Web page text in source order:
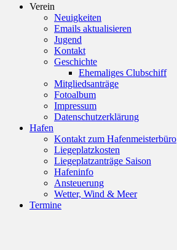
Verein
Neuigkeiten
Emails aktualisieren
Jugend
Kontakt
Geschichte
Ehemaliges Clubschiff
Mitgliedsanträge
Fotoalbum
Impressum
Datenschutzerklärung
Hafen
Kontakt zum Hafenmeisterbüro
Liegeplatzkosten
Liegeplatzanträge Saison
Hafeninfo
Ansteuerung
Wetter, Wind & Meer
Termine